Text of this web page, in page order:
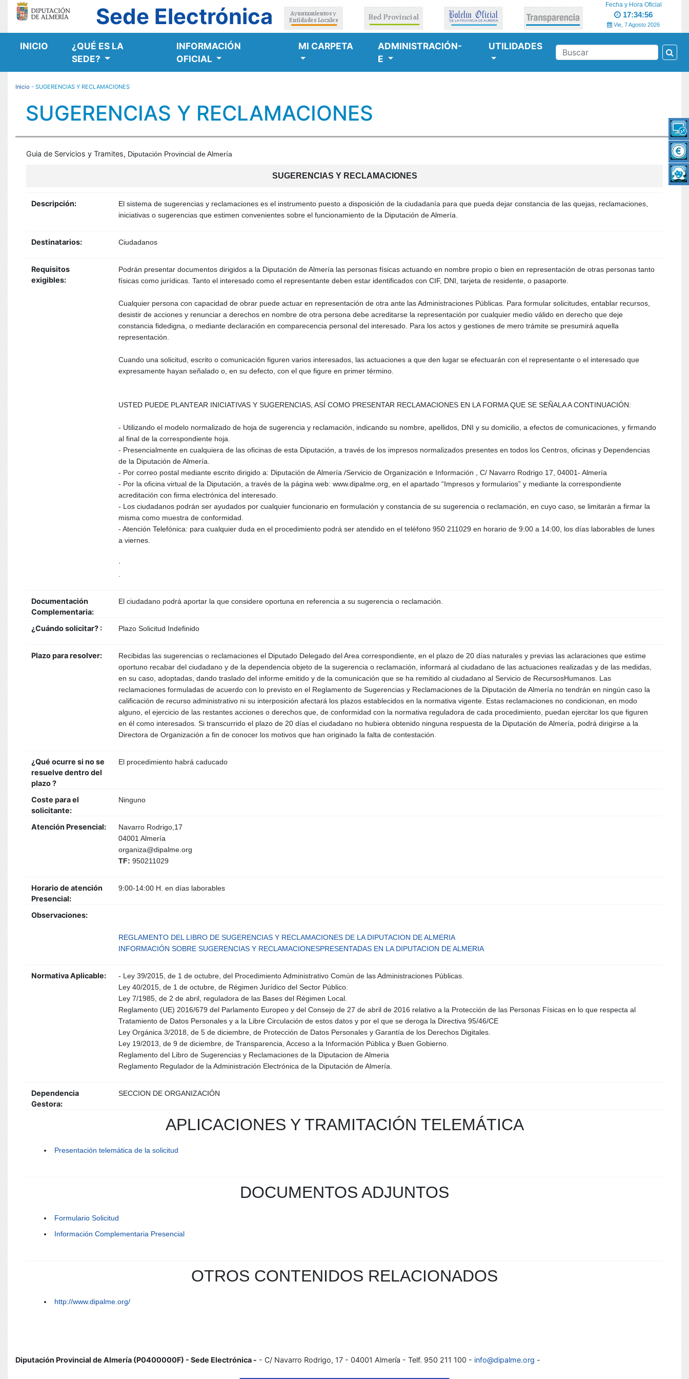
Sede Electrónica Fecha y Hora Oficial
17:34:57
Vie, 7 Agosto 2026
MENÚ RESPONSIVE
INICIO
¿QUÉ ES LA
SEDE?
INFORMACIÓN
OFICIAL
MI CARPETA
ADMINISTRACIÓN-
E
UTILIDADES
BUSCAR
Inicio - SUGERENCIAS Y RECLAMACIONES
SUGERENCIAS Y RECLAMACIONES
Guia de Servicios y Tramites, Diputación Provincial de Almería
SUGERENCIAS Y RECLAMACIONES
Descripción:
El sistema de sugerencias y reclamaciones es el instrumento puesto a disposición de la ciudadanía para que pueda dejar constancia de las quejas, reclamaciones,
iniciativas o sugerencias que estimen convenientes sobre el funcionamiento de la Diputación de Almería.
Destinatarios: Ciudadanos
Requisitos
exigibles:
Podrán presentar documentos dirigidos a la Diputación de Almería las personas físicas actuando en nombre propio o bien en representación de otras personas tanto
físicas como jurídicas. Tanto el interesado como el representante deben estar identificados con CIF, DNI, tarjeta de residente, o pasaporte.
Cualquier persona con capacidad de obrar puede actuar en representación de otra ante las Administraciones Públicas. Para formular solicitudes, entablar recursos,
desistir de acciones y renunciar a derechos en nombre de otra persona debe acreditarse la representación por cualquier medio válido en derecho que deje
constancia fidedigna, o mediante declaración en comparecencia personal del interesado. Para los actos y gestiones de mero trámite se presumirá aquella
representación.
Cuando una solicitud, escrito o comunicación figuren varios interesados, las actuaciones a que den lugar se efectuarán con el representante o el interesado que
expresamente hayan señalado o, en su defecto, con el que figure en primer término.
USTED PUEDE PLANTEAR INICIATIVAS Y SUGERENCIAS, ASÍ COMO PRESENTAR RECLAMACIONES EN LA FORMA QUE SE SEÑALA A CONTINUACIÓN:
- Utilizando el modelo normalizado de hoja de sugerencia y reclamación, indicando su nombre, apellidos, DNI y su domicilio, a efectos de comunicaciones, y firmando
al final de la correspondiente hoja.
- Presencialmente en cualquiera de las oficinas de esta Diputación, a través de los impresos normalizados presentes en todos los Centros, oficinas y Dependencias
de la Diputación de Almería.
- Por correo postal mediante escrito dirigido a: Diputación de Almería /Servicio de Organización e Información , C/ Navarro Rodrigo 17, 04001- Almería
- Por la oficina virtual de la Diputación, a través de la página web: www.dipalme.org, en el apartado “Impresos y formularios” y mediante la correspondiente
acreditación con firma electrónica del interesado.
- Los ciudadanos podrán ser ayudados por cualquier funcionario en formulación y constancia de su sugerencia o reclamación, en cuyo caso, se limitarán a firmar la
misma como muestra de conformidad.
- Atención Telefónica: para cualquier duda en el procedimiento podrá ser atendido en el teléfono 950 211029 en horario de 9:00 a 14:00, los días laborables de lunes
a viernes.
·
Documentación
Complementaria:
El ciudadano podrá aportar la que considere oportuna en referencia a su sugerencia o reclamación.
¿Cuándo solicitar? : Plazo Solicitud Indefinido
Plazo para resolver:
Recibidas las sugerencias o reclamaciones el Diputado Delegado del Area correspondiente, en el plazo de 20 días naturales y previas las aclaraciones que estime
oportuno recabar del ciudadano y de la dependencia objeto de la sugerencia o reclamación, informará al ciudadano de las actuaciones realizadas y de las medidas,
en su caso, adoptadas, dando traslado del informe emitido y de la comunicación que se ha remitido al ciudadano al Servicio de RecursosHumanos. Las
reclamaciones formuladas de acuerdo con lo previsto en el Reglamento de Sugerencias y Reclamaciones de la Diputación de Almería no tendrán en ningún caso la
calificación de recurso administrativo ni su interposición afectará los plazos establecidos en la normativa vigente. Estas reclamaciones no condicionan, en modo
alguno, el ejercicio de las restantes acciones o derechos que, de conformidad con la normativa reguladora de cada procedimiento, puedan ejercitar los que figuren
en él como interesados. Si transcurrido el plazo de 20 días el ciudadano no hubiera obtenido ninguna respuesta de la Diputación de Almería, podrá dirigirse a la
Directora de Organización a fin de conocer los motivos que han originado la falta de contestación.
¿Qué ocurre si no se
resuelve dentro del
plazo ?
El procedimiento habrá caducado
Coste para el
solicitante:
Ninguno
Atención Presencial:
Navarro Rodrigo,17
04001 Almería
organiza@dipalme.org
TF: 950211029
Horario de atención
Presencial:
9:00-14:00 H. en días laborables
Observaciones:
REGLAMENTO DEL LIBRO DE SUGERENCIAS Y RECLAMACIONES DE LA DIPUTACION DE ALMERIA
INFORMACIÓN SOBRE SUGERENCIAS Y RECLAMACIONESPRESENTADAS EN LA DIPUTACION DE ALMERIA
Normativa Aplicable:
- Ley 39/2015, de 1 de octubre, del Procedimiento Administrativo Común de las Administraciones Públicas.
Ley 40/2015, de 1 de octubre, de Régimen Jurídico del Sector Público.
Ley 7/1985, de 2 de abril, reguladora de las Bases del Régimen Local.
Reglamento (UE) 2016/679 del Parlamento Europeo y del Consejo de 27 de abril de 2016 relativo a la Protección de las Personas Físicas en lo que respecta al
Tratamiento de Datos Personales y a la Libre Circulación de estos datos y por el que se deroga la Directiva 95/46/CE
Ley Orgánica 3/2018, de 5 de diciembre, de Protección de Datos Personales y Garantía de los Derechos Digitales.
Ley 19/2013, de 9 de diciembre, de Transparencia, Acceso a la Información Pública y Buen Gobierno.
Reglamento del Libro de Sugerencias y Reclamaciones de la Diputacion de Almeria
Reglamento Regulador de la Administración Electrónica de la Diputación de Almería.
Dependencia
Gestora:
SECCION DE ORGANIZACIÓN
APLICACIONES Y TRAMITACIÓN TELEMÁTICA
Presentación telemática de la solicitud
DOCUMENTOS ADJUNTOS
Formulario Solicitud
Información Complementaria Presencial
OTROS CONTENIDOS RELACIONADOS
http://www.dipalme.org/
Diputación Provincial de Almería (P0400000F) - Sede Electrónica - - C/ Navarro Rodrigo, 17 - 04001 Almería - Telf. 950 211 100 - info@dipalme.org -